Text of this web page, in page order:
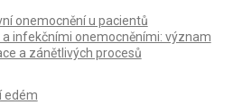
onemocnění u pacientů
infekčními onemocněními: význam
a zánětlivých procesů
edém